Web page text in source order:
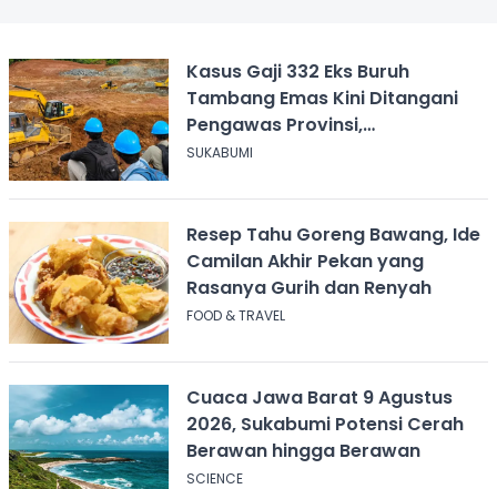
Kasus Gaji 332 Eks Buruh
Tambang Emas Kini Ditangani
Pengawas Provinsi,
Disnakertrans Sukabumi Terus
SUKABUMI
Resep Tahu Goreng Bawang, Ide
Camilan Akhir Pekan yang
Rasanya Gurih dan Renyah
FOOD & TRAVEL
Cuaca Jawa Barat 9 Agustus
2026, Sukabumi Potensi Cerah
Berawan hingga Berawan
SCIENCE